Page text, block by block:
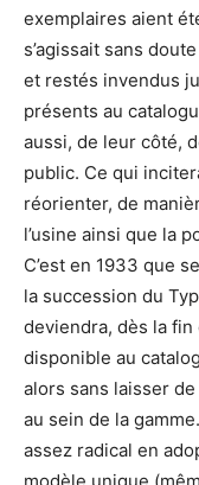
exemplaires aient
s’agissait sans
et restés invendus
présents au
aussi, de leur côté,
public. Ce qui
réorienter, de
l’usine ainsi que la
C’est en 1933 que
la succession du
deviendra, dès la fin
disponible au
alors sans laisser
au sein de la
assez radical en
modèle unique